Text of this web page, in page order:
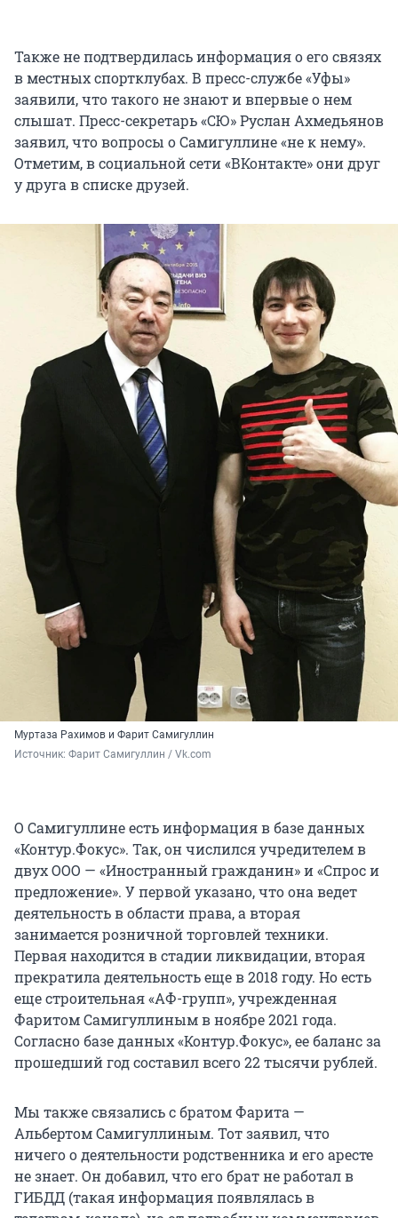
Также не подтвердилась информация о его связях
в местных спортклубах. В пресс-службе «Уфы»
заявили, что такого не знают и впервые о нем
слышат. Пресс-секретарь «СЮ» Руслан Ахмедьянов
заявил, что вопросы о Самигуллине «не к нему».
Отметим, в социальной сети «ВКонтакте» они друг
у друга в списке друзей.
Муртаза Рахимов и Фарит Самигуллин
Источник: Фарит Самигуллин / Vk.com
О Самигуллине есть информация в базе данных
«Контур.Фокус». Так, он числился учредителем в
двух ООО — «Иностранный гражданин» и «Спрос и
предложение». У первой указано, что она ведет
деятельность в области права, а вторая
занимается розничной торговлей техники.
Первая находится в стадии ликвидации, вторая
прекратила деятельность еще в 2018 году. Но есть
еще строительная «АФ-групп», учрежденная
Фаритом Самигуллиным в ноябре 2021 года.
Согласно базе данных «Контур.Фокус», ее баланс за
прошедший год составил всего 22 тысячи рублей.
Мы также связались с братом Фарита —
Альбертом Самигуллиным. Тот заявил, что
ничего о деятельности родственника и его аресте
не знает. Он добавил, что его брат не работал в
ГИБДД (такая информация появлялась в